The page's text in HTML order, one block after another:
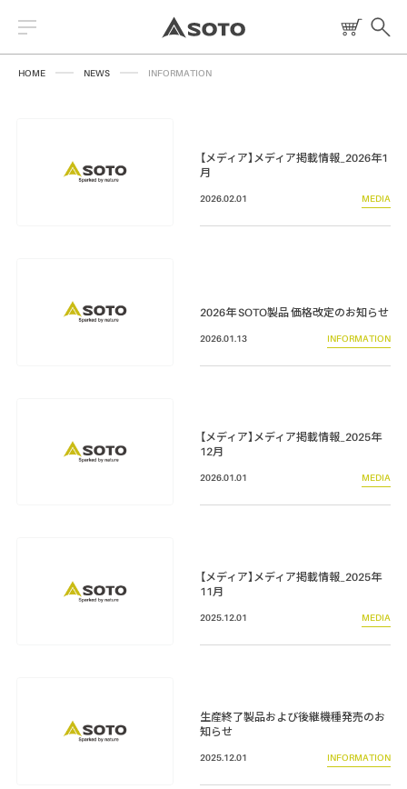
ストーブ
テーブル・カップ・カトラリー
HOME NEWS INFORMATION
【メディア】メディア掲載情報_2026年1
月
2026.02.01 MEDIA
2026年 SOTO製品 価格改定のお知らせ
2026.01.13 INFORMATION
【メディア】メディア掲載情報_2025年
12月
2026.01.01 MEDIA
【メディア】メディア掲載情報_2025年
11月
2025.12.01 MEDIA
生産終了製品および後継機種発売のお
知らせ
2025.12.01 INFORMATION